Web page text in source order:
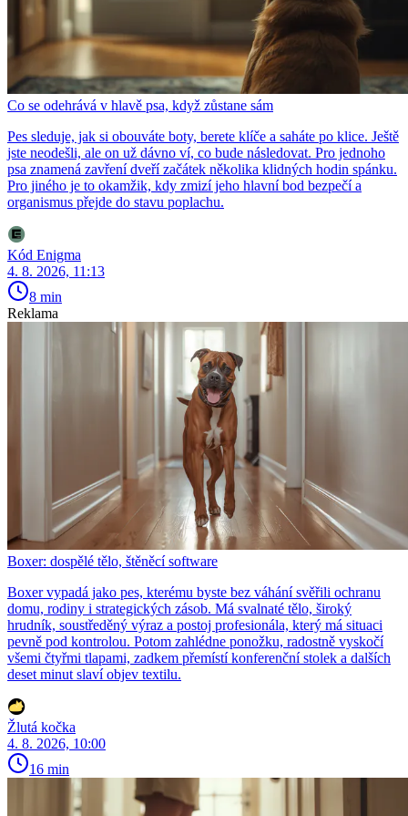
Co se odehrává v hlavě psa, když zůstane sám
Pes sleduje, jak si obouváte boty, berete klíče a saháte po klice. Ještě
jste neodešli, ale on už dávno ví, co bude následovat. Pro jednoho
psa znamená zavření dveří začátek několika klidných hodin spánku.
Pro jiného je to okamžik, kdy zmizí jeho hlavní bod bezpečí a
organismus přejde do stavu poplachu.
Kód Enigma
4. 8. 2026, 11:13
8 min
Reklama
Boxer: dospělé tělo, štěněcí software
Boxer vypadá jako pes, kterému byste bez váhání svěřili ochranu
domu, rodiny i strategických zásob. Má svalnaté tělo, široký
hrudník, soustředěný výraz a postoj profesionála, který má situaci
pevně pod kontrolou. Potom zahlédne ponožku, radostně vyskočí
všemi čtyřmi tlapami, zadkem přemístí konferenční stolek a dalších
deset minut slaví objev textilu.
Žlutá kočka
4. 8. 2026, 10:00
16 min